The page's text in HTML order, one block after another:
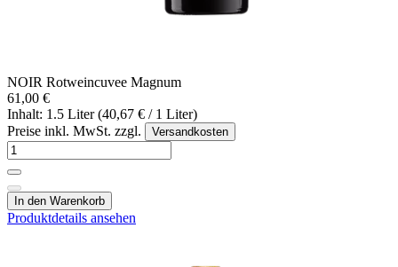
NOIR Rotweincuvee Magnum
61,00 €
Inhalt: 1.5 Liter (40,67 € / 1 Liter)
Preise inkl. MwSt. zzgl.
Versandkosten
In den Warenkorb
Produktdetails ansehen